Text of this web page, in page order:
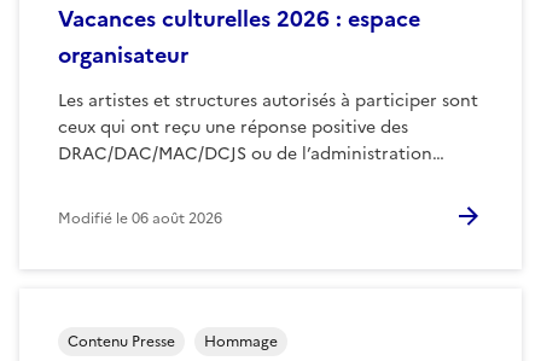
Vacances culturelles 2026 : espace
organisateur
Les artistes et structures autorisés à participer sont
ceux qui ont reçu une réponse positive des
DRAC/DAC/MAC/DCJS ou de l’administration…
Modifié le06 août 2026
Contenu Presse Hommage